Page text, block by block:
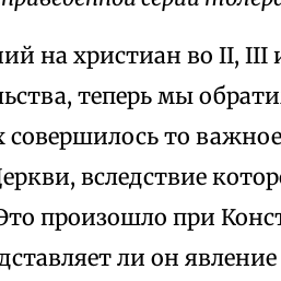
на христиан во II, III
теперь мы
совершилось то
вследствие
произошло при
ли он